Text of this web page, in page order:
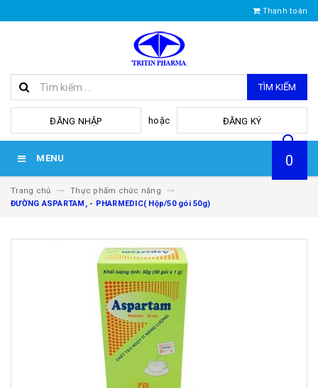
Thanh toán
TÌM KIẾM
ĐĂNG NHẬP hoặc ĐĂNG KÝ
MENU 0
Trang chủ
Thực phẩm chức năng
ĐƯỜNG ASPARTAM, - PHARMEDIC( Hộp/50 gói 50g)